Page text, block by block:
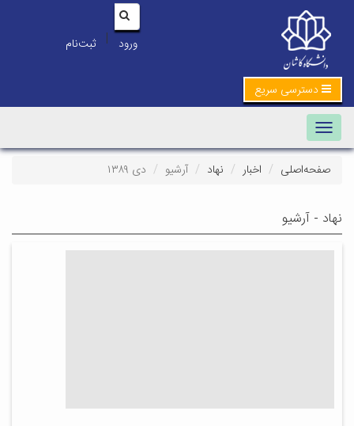
ورود | ثبت‌نام
دسترسی سریع
Toggle navigation
صفحه‌اصلی اخبار نهاد آرشیو دی ۱۳۸۹
نهاد - آرشیو